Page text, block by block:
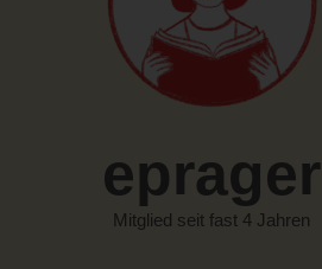
eprager
Mitglied seit fast 4 Jahren